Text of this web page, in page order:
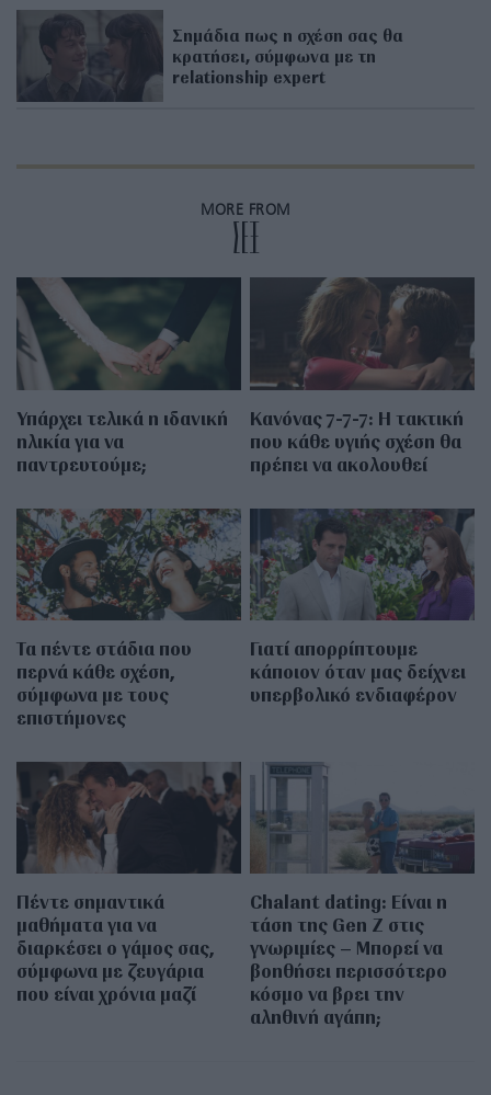
Σημάδια πως η σχέση σας θα
κρατήσει, σύμφωνα με τη
relationship expert
MORE FROM
ΣΕΞ
Υπάρχει τελικά η ιδανική
ηλικία για να
παντρευτούμε;
Κανόνας 7-7-7: Η τακτική
που κάθε υγιής σχέση θα
πρέπει να ακολουθεί
Τα πέντε στάδια που
περνά κάθε σχέση,
σύμφωνα με τους
επιστήμονες
Γιατί απορρίπτουμε
κάποιον όταν μας δείχνει
υπερβολικό ενδιαφέρον
Πέντε σημαντικά
μαθήματα για να
διαρκέσει ο γάμος σας,
σύμφωνα με ζευγάρια
που είναι χρόνια μαζί
Chalant dating: Είναι η
τάση της Gen Z στις
γνωριμίες – Μπορεί να
βοηθήσει περισσότερο
κόσμο να βρει την
αληθινή αγάπη;